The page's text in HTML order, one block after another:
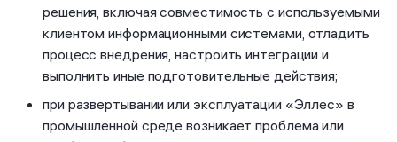
решения, включая совместимость с используемыми
клиентом информационными системами, отладить
процесс внедрения, настроить интеграции и
выполнить иные подготовительные действия;
при развертывании или эксплуатации «Эллес» в
промышленной среде возникает проблема или